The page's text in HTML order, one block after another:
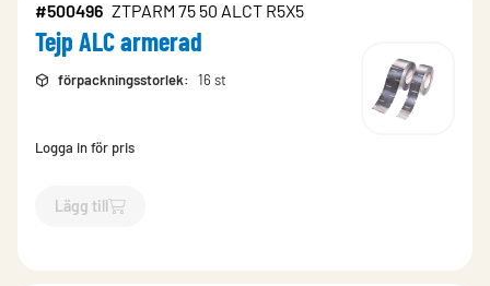
#500496 ZTPARM 75 50 ALCT R5X5
Tejp ALC armerad
förpackningsstorlek: 16 st
Logga in för pris
Lägg till
`$Lägg till